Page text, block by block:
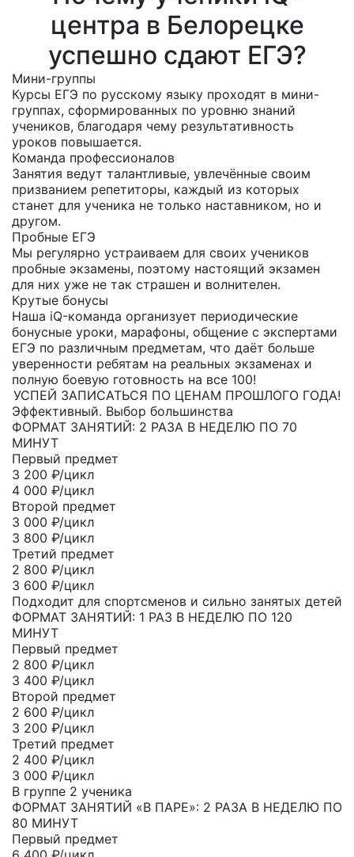
центра в Белорецке
успешно сдают ЕГЭ?
Мини-группы
Курсы ЕГЭ по русскому языку проходят в мини-
группах, сформированных по уровню знаний
учеников, благодаря чему результативность
уроков повышается.
Команда профессионалов
Занятия ведут талантливые, увлечённые своим
призванием репетиторы, каждый из которых
станет для ученика не только наставником, но и
другом.
Пробные ЕГЭ
Мы регулярно устраиваем для своих учеников
пробные экзамены, поэтому настоящий экзамен
для них уже не так страшен и волнителен.
Крутые бонусы
Наша iQ-команда организует периодические
бонусные уроки, марафоны, общение с экспертами
ЕГЭ по различным предметам, что даёт больше
уверенности ребятам на реальных экзаменах и
полную боевую готовность на все 100!
УСПЕЙ ЗАПИСАТЬСЯ ПО ЦЕНАМ ПРОШЛОГО ГОДА!
Эффективный. Выбор большинства
ФОРМАТ ЗАНЯТИЙ: 2 РАЗА В НЕДЕЛЮ ПО 70
МИНУТ
Первый предмет
3 200 ₽/цикл
4 000 ₽/цикл
Второй предмет
3 000 ₽/цикл
3 800 ₽/цикл
Третий предмет
2 800 ₽/цикл
3 600 ₽/цикл
Подходит для спортсменов и сильно занятых детей
ФОРМАТ ЗАНЯТИЙ: 1 РАЗ В НЕДЕЛЮ ПО 120
МИНУТ
Первый предмет
2 800 ₽/цикл
3 400 ₽/цикл
Второй предмет
2 600 ₽/цикл
3 200 ₽/цикл
Третий предмет
2 400 ₽/цикл
3 000 ₽/цикл
В группе 2 ученика
ФОРМАТ ЗАНЯТИЙ «В ПАРЕ»: 2 РАЗА В НЕДЕЛЮ ПО
80 МИНУТ
Первый предмет